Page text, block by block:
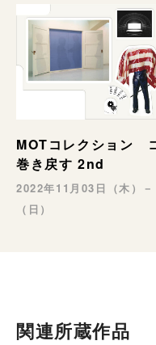
1995-96
1998-99
MOTコレクション
巻き戻す 2nd
2022年11月03日（木）
（日）
関連所蔵作品